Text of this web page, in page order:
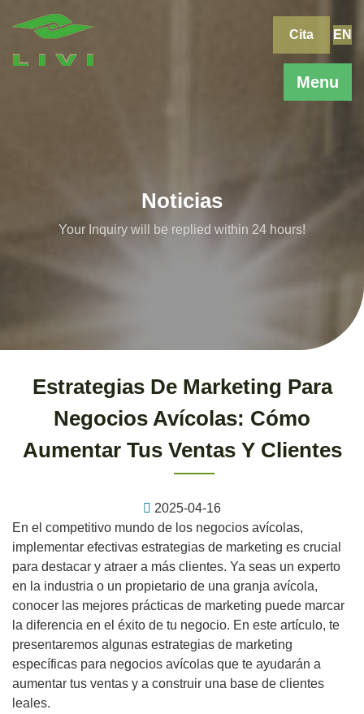
Menu
Cita EN
Noticias
Your Inquiry will be replied within 24 hours!
Estrategias De Marketing Para
Negocios Avícolas: Cómo
Aumentar Tus Ventas Y Clientes
2025-04-16
En el competitivo mundo de los negocios avícolas,
implementar efectivas estrategias de marketing es crucial
para destacar y atraer a más clientes. Ya seas un experto
en la industria o un propietario de una granja avícola,
conocer las mejores prácticas de marketing puede marcar
la diferencia en el éxito de tu negocio. En este artículo, te
presentaremos algunas estrategias de marketing
específicas para negocios avícolas que te ayudarán a
aumentar tus ventas y a construir una base de clientes
leales.